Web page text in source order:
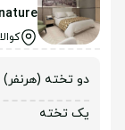
دو تخته (هرنفر)
یک تخته